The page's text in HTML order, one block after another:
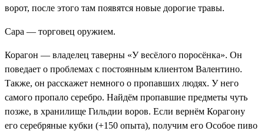
ворот, после этого там появятся новые дорогие травы.
Сара — торговец оружием.
Корагон — владелец таверны «У весёлого поросёнка». Он
поведает о проблемах с постоянным клиентом Валентино.
Также, он расскажет немного о пропавших людях. У него
самого пропало серебро. Найдём пропавшие предметы чуть
позже, в хранилище Гильдии воров. Если вернём Корагону
его серебряные кубки (+150 опыта), получим его Особое пиво